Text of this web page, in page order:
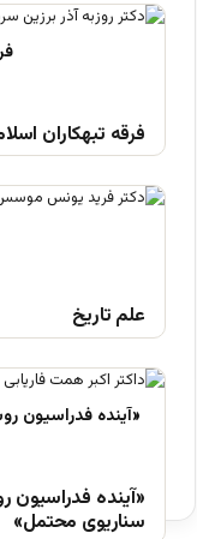
فرقه تبهکاران
علم تاریخ
«آینده فدراسیون
سناریوی محتمل»